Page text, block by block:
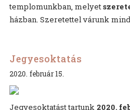
templomunkban, melyet
házban. Szeretettel várunk
Jegyesoktatás
2020. február 15.
Jegyesoktatást tartunk 2020.